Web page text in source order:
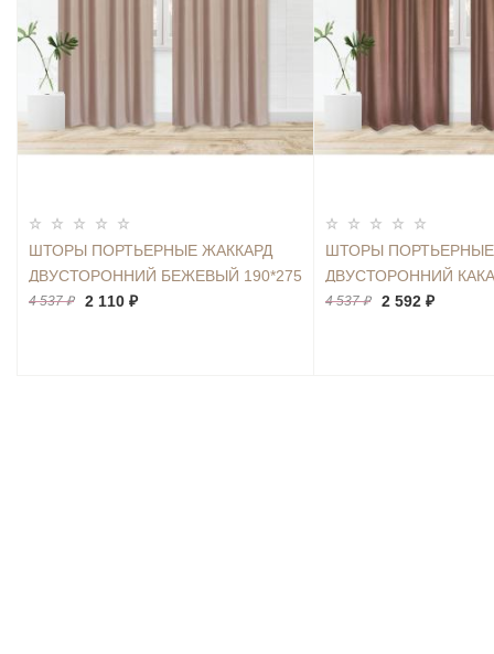
ШТОРЫ ПОРТЬЕРНЫЕ ЖАККАРД
ДВУСТОРОННИЙ БЕЖЕВЫЙ 190*275
2ШТ.
4 537 ₽ 2 110 ₽
ШТОРЫ
ДВУСТОРОННИЙ
2ШТ.
4 537 ₽ 2 592 ₽